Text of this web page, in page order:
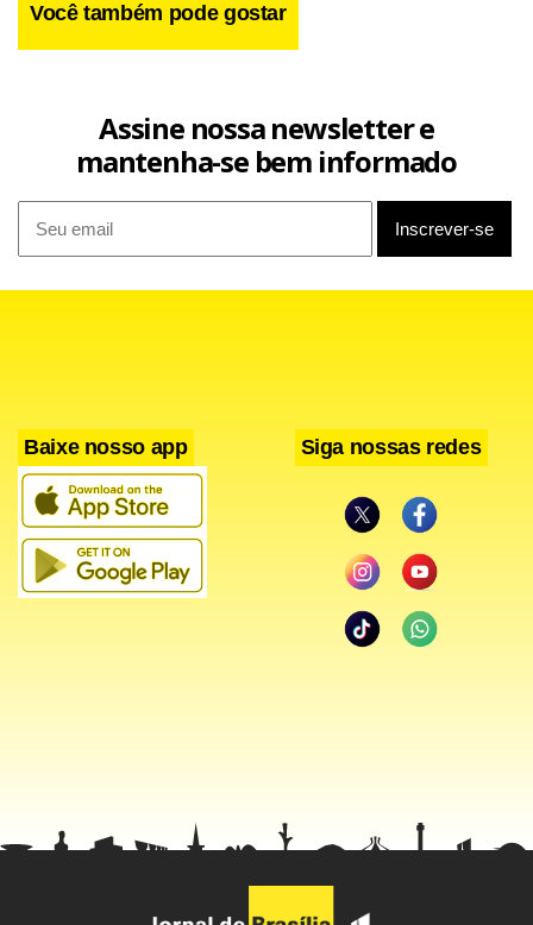
A investigação da PF sobre Vargas afirma que o deputado
teria auxiliado o doleiro em negociações do laboratório
Labogen com o Ministério da Saúde. Em uma das
mensagens trocadas entre os dois, divulgada pela revista
Facebook
WhatsApp
LinkedIn
Twitter
X Telegram
Share
Você também pode gostar
Assine nossa newsletter e
mantenha-se bem informado
Baixe nosso app Siga nossas redes